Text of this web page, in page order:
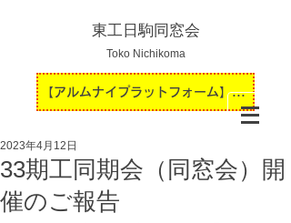
東工日駒同窓会
Toko Nichikoma
【アルムナイプラットフォーム】運用開始のお知らせ
33期工同期会（同窓会）開
催のご報告
2023年4月12日